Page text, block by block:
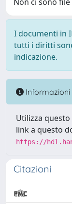
I documenti in
tutti i diritti
indicazione.
Informazioni
Utilizza
link a questo
https://
Citazioni